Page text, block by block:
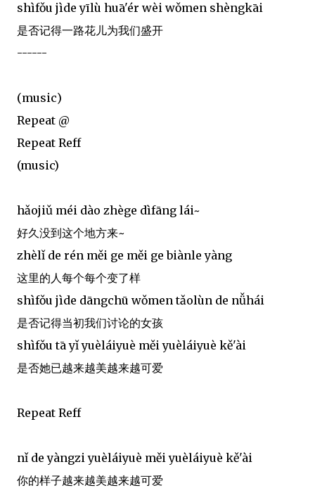
shìfǒu jìde yīlù huā'ér wèi wǒmen shèngkāi
是否记得一路花儿为我们盛开
------
(music)
Repeat @
Repeat Reff
(music)
hǎojiǔ méi dào zhège dìfāng lái~
好久没到这个地方来~
zhèlǐ de rén měi ge měi ge biànle yàng
这里的人每个每个变了样
shìfǒu jìde dāngchū wǒmen tǎolùn de nǚhái
是否记得当初我们讨论的女孩
shìfǒu tā yǐ yuèláiyuè měi yuèláiyuè kě'ài
是否她已越来越美越来越可爱
Repeat Reff
nǐ de yàngzi yuèláiyuè měi yuèláiyuè kě'ài
你的样子越来越美越来越可爱